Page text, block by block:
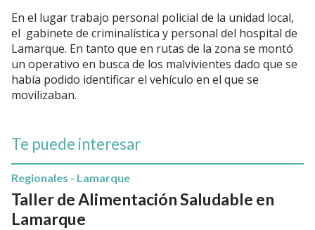
En el lugar trabajo personal policial de la unidad local,
el gabinete de criminalística y personal del hospital de
Lamarque. En tanto que en rutas de la zona se montó
un operativo en busca de los malvivientes dado que se
había podido identificar el vehículo en el que se
movilizaban.
Te puede interesar
Taller de Alimentación Saludable en
Lamarque
Regionales - Lamarque